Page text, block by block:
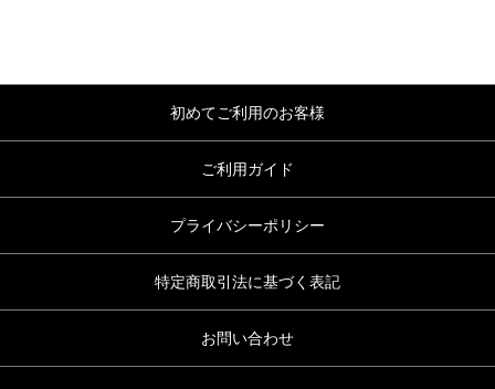
初めてご利用のお客様
ご利用ガイド
プライバシーポリシー
特定商取引法に基づく表記
お問い合わせ